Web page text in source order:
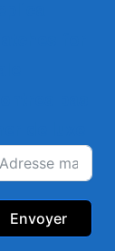
Envoyer